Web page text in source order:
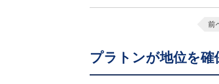
前
プラトンが地位を